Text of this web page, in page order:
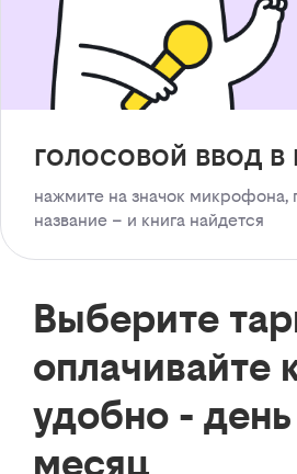
голосовой ввод в
нажмите на значок микрофона,
название – и книга найдется
Выберите
оплачивайте
удобно -
месяц